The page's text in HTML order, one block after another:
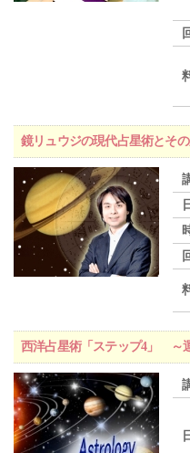
鏡リュウジの現代占星術とそ
西洋占星術「ステップ4」 ～